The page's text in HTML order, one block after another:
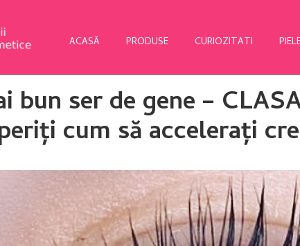
ACASĂ PRODUSE CURIOZITATI
bun ser de gene –
cum să accelerați